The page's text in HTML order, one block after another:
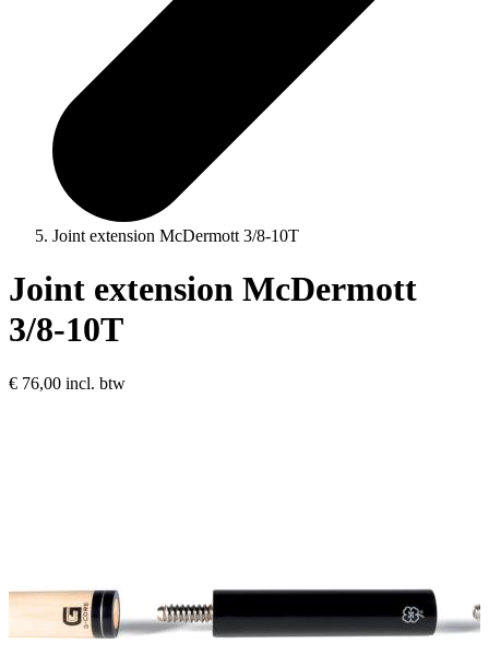
Joint extension McDermott 3/8-10T
Joint extension McDermott
3/8-10T
€ 76,00 incl. btw